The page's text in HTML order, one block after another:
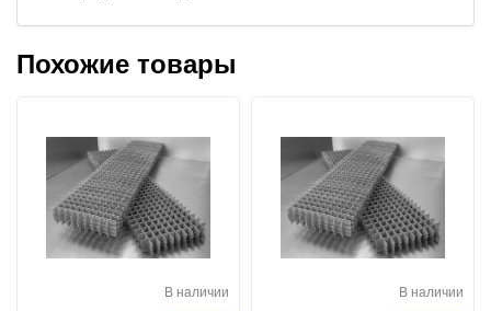
Похожие товары
В наличии
В наличии